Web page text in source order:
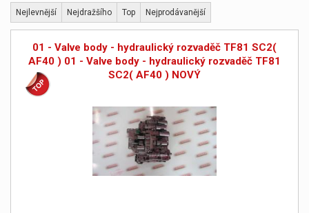
Nejlevnější Nejdražšího Top Nejprodávanější
01 - Valve body - hydraulický rozvaděč TF81 SC2(
AF40 ) 01 - Valve body - hydraulický rozvaděč TF81
SC2( AF40 ) NOVÝ